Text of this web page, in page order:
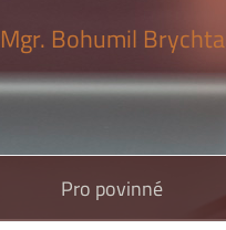
Mgr. Bohumil Brychta
Pro povinné